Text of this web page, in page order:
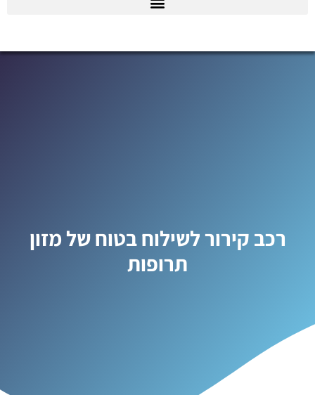
רכב קירור לשילוח בטוח של מזון
תרופות